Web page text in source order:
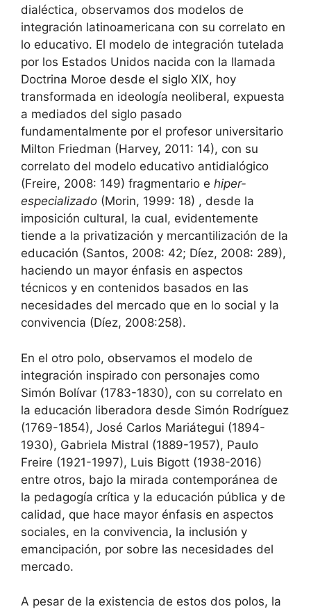
dialéctica, observamos dos modelos de
integración latinoamericana con su correlato en
lo educativo. El modelo de integración tutelada
por los Estados Unidos nacida con la llamada
Doctrina Moroe desde el siglo XIX, hoy
transformada en ideología neoliberal, expuesta
a mediados del siglo pasado
fundamentalmente por el profesor universitario
Milton Friedman (Harvey, 2011: 14), con su
correlato del modelo educativo antidialógico
(Freire, 2008: 149) fragmentario e hiper-
especializado (Morin, 1999: 18) , desde la
imposición cultural, la cual, evidentemente
tiende a la privatización y mercantilización de la
educación (Santos, 2008: 42; Díez, 2008: 289),
haciendo un mayor énfasis en aspectos
técnicos y en contenidos basados en las
necesidades del mercado que en lo social y la
convivencia (Díez, 2008:258).
En el otro polo, observamos el modelo de
integración inspirado con personajes como
Simón Bolívar (1783-1830), con su correlato en
la educación liberadora desde Simón Rodríguez
(1769-1854), José Carlos Mariátegui (1894-
1930), Gabriela Mistral (1889-1957), Paulo
Freire (1921-1997), Luis Bigott (1938-2016)
entre otros, bajo la mirada contemporánea de
la pedagogía crítica y la educación pública y de
calidad, que hace mayor énfasis en aspectos
sociales, en la convivencia, la inclusión y
emancipación, por sobre las necesidades del
mercado.
A pesar de la existencia de estos dos polos, la